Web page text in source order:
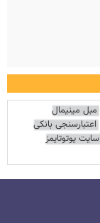
مبل مینیمال
اعتبارسنجی بانکی
سایت یوتوتایمز